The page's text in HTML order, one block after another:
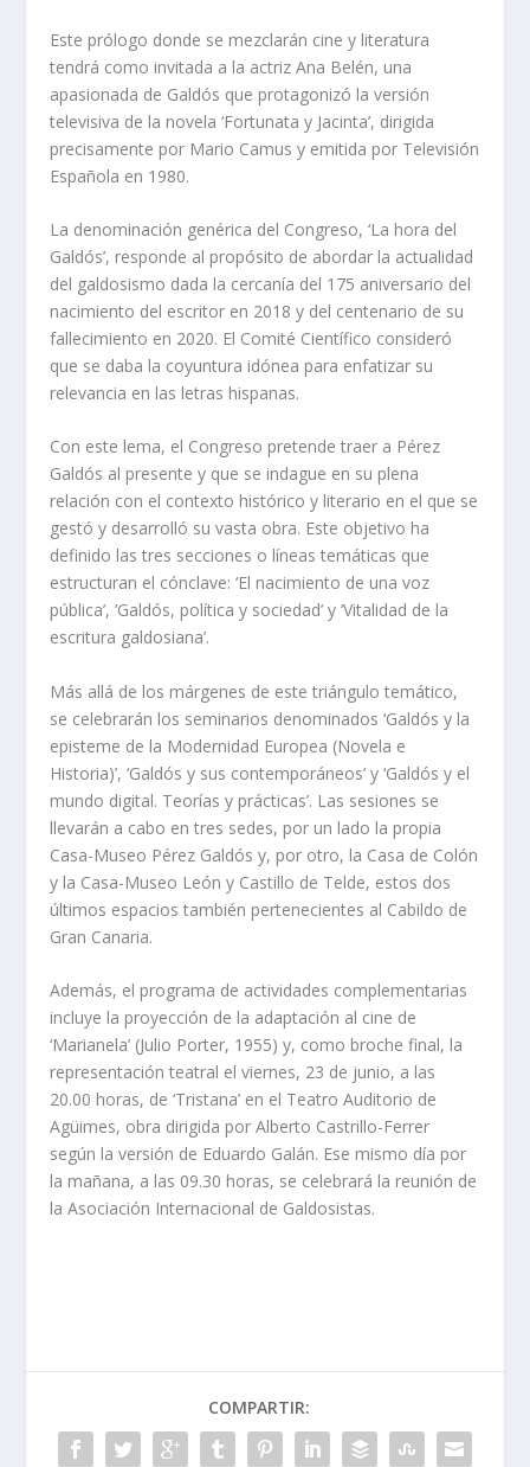
Este prólogo donde se mezclarán cine y literatura
tendrá como invitada a la actriz Ana Belén, una
apasionada de Galdós que protagonizó la versión
televisiva de la novela ‘Fortunata y Jacinta’, dirigida
precisamente por Mario Camus y emitida por Televisión
Española en 1980.
La denominación genérica del Congreso, ‘La hora del
Galdós’, responde al propósito de abordar la actualidad
del galdosismo dada la cercanía del 175 aniversario del
nacimiento del escritor en 2018 y del centenario de su
fallecimiento en 2020. El Comité Científico consideró
que se daba la coyuntura idónea para enfatizar su
relevancia en las letras hispanas.
Con este lema, el Congreso pretende traer a Pérez
Galdós al presente y que se indague en su plena
relación con el contexto histórico y literario en el que se
gestó y desarrolló su vasta obra. Este objetivo ha
definido las tres secciones o líneas temáticas que
estructuran el cónclave: ‘El nacimiento de una voz
pública’, ‘Galdós, política y sociedad’ y ‘Vitalidad de la
escritura galdosiana’.
Más allá de los márgenes de este triángulo temático,
se celebrarán los seminarios denominados ‘Galdós y la
episteme de la Modernidad Europea (Novela e
Historia)’, ‘Galdós y sus contemporáneos’ y ‘Galdós y el
mundo digital. Teorías y prácticas’. Las sesiones se
llevarán a cabo en tres sedes, por un lado la propia
Casa-Museo Pérez Galdós y, por otro, la Casa de Colón
y la Casa-Museo León y Castillo de Telde, estos dos
últimos espacios también pertenecientes al Cabildo de
Gran Canaria.
Además, el programa de actividades complementarias
incluye la proyección de la adaptación al cine de
‘Marianela’ (Julio Porter, 1955) y, como broche final, la
representación teatral el viernes, 23 de junio, a las
20.00 horas, de ‘Tristana’ en el Teatro Auditorio de
Agüimes, obra dirigida por Alberto Castrillo-Ferrer
según la versión de Eduardo Galán. Ese mismo día por
la mañana, a las 09.30 horas, se celebrará la reunión de
la Asociación Internacional de Galdosistas.
COMPARTIR: